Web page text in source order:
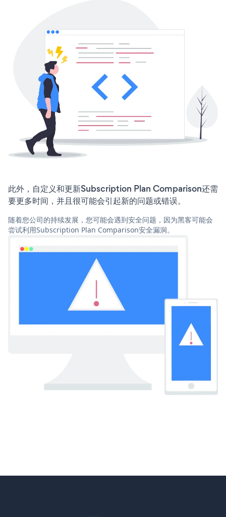
此外，自定义和更新Subscription Plan Comparison还需
要更多时间，并且很可能会引起新的问题或错误。
随着您公司的持续发展，您可能会遇到安全问题，因为黑客可能会
尝试利用Subscription Plan Comparison安全漏洞。